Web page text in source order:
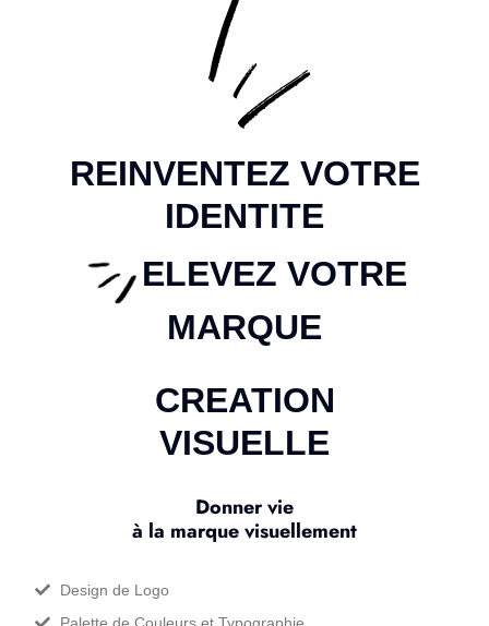
REINVENTEZ VOTRE
IDENTITE
ELEVEZ VOTRE
MARQUE
CREATION
VISUELLE
Donner vie
à la marque visuellement
Design de Logo